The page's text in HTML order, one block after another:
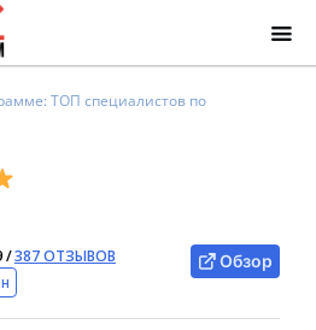
ТОП специалистов по
/387 ОТЗЫВОВ
Обзор